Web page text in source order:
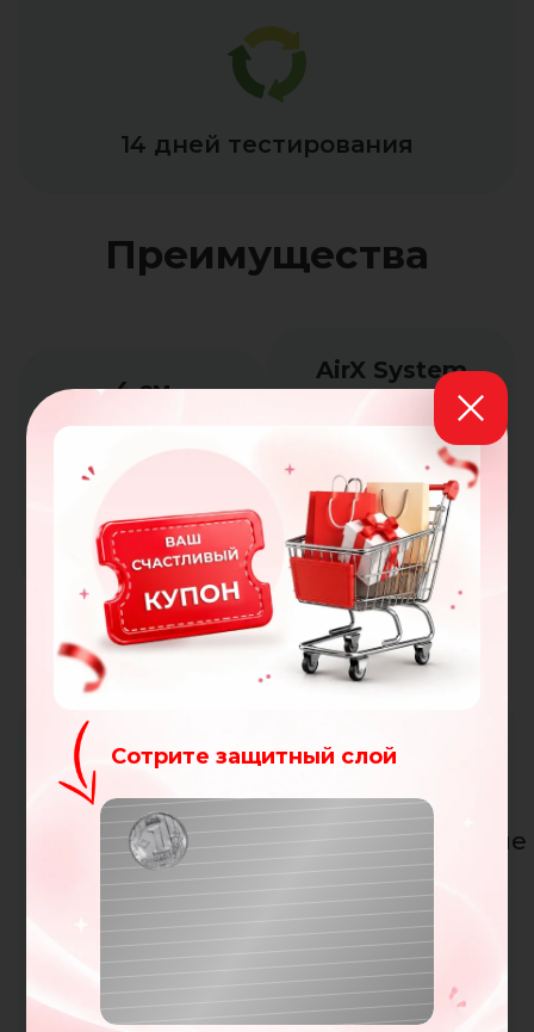
14 дней тестирования
Преимущества
4 см
Orthocell™
стабильная
поддержка
AirX System
боковая
вентиляция
Эластичные
резинки
надёжно
фиксируют
топпер на
матрасе, чтобы
он не
смещался
CleanEffect®
свежесть,
гипоаллергенные
свойства и
защита от
запахов.
Сотрите защитный слой
Поздравляю!
Вы получили купон на
100 леев
Ваш купон:
NOROC